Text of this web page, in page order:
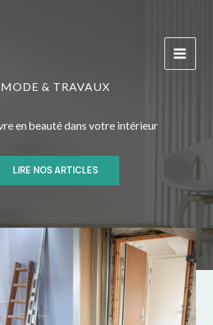
MODE & TRAVAUX
en beauté dans votre intérieur
LIRE NOS ARTICLES